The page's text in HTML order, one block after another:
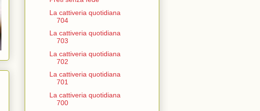
La cattiveria quotidiana
704
La cattiveria quotidiana
703
La cattiveria quotidiana
702
La cattiveria quotidiana
701
La cattiveria quotidiana
700